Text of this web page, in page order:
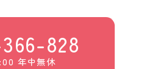
828
年中無休